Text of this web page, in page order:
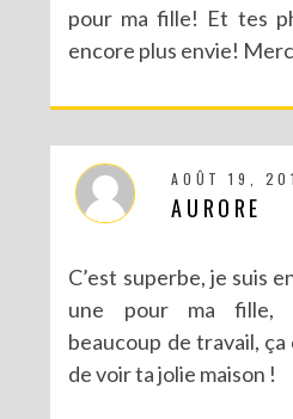
pour ma fille! Et tes
encore plus envie!
AOÛT 19,
AURORE
C’est superbe, je suis
une pour ma fille,
beaucoup de travail, ça
de voir ta jolie maison !